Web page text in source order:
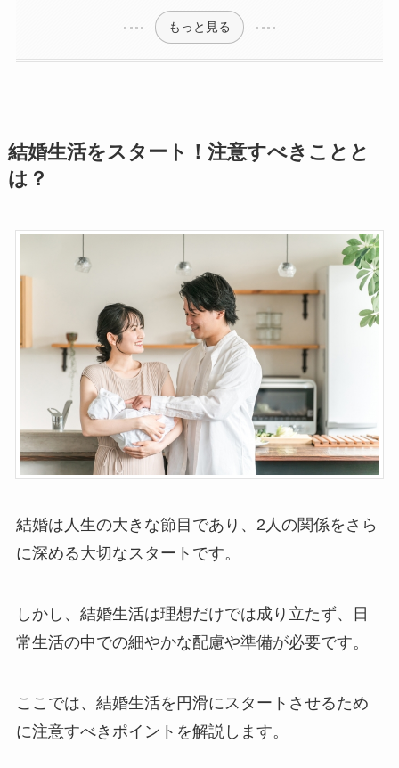
もっと見る
結婚生活をスタート！注意すべきことと
は？
結婚は人生の大きな節目であり、2人の関係をさら
に深める大切なスタートです。
しかし、結婚生活は理想だけでは成り立たず、日
常生活の中での細やかな配慮や準備が必要です。
ここでは、結婚生活を円滑にスタートさせるため
に注意すべきポイントを解説します。